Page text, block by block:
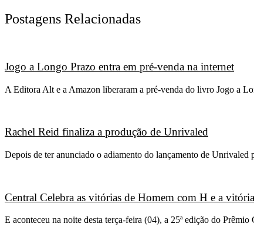
Postagens Relacionadas
Jogo a Longo Prazo entra em pré-venda na internet
A Editora Alt e a Amazon liberaram a pré-venda do livro Jogo a
Rachel Reid finaliza a produção de Unrivaled
Depois de ter anunciado o adiamento do lançamento de Unrivaled
Central Celebra as vitórias de Homem com H e a
E aconteceu na noite desta terça-feira (04), a 25ª edição do